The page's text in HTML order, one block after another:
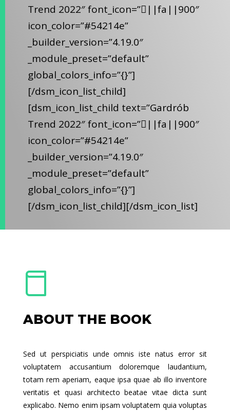
Trend 2022″ font_icon=”||fa||900″
icon_color=”#54214e”
_builder_version=”4.19.0″
_module_preset=”default”
global_colors_info=”{}”]
[/dsm_icon_list_child]
[dsm_icon_list_child text=”Gardrób
Trend 2022″ font_icon=”||fa||900″
icon_color=”#54214e”
_builder_version=”4.19.0″
_module_preset=”default”
global_colors_info=”{}”]
[/dsm_icon_list_child][/dsm_icon_list]
ABOUT THE BOOK
Sed ut perspiciatis unde omnis iste natus error sit
voluptatem accusantium doloremque laudantium,
totam rem aperiam, eaque ipsa quae ab illo inventore
veritatis et quasi architecto beatae vitae dicta sunt
explicabo. Nemo enim ipsam voluptatem quia voluptas